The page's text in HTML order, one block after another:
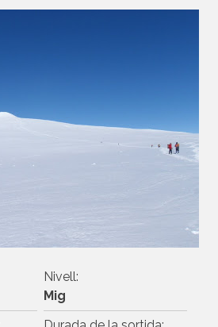
Nivell:
Mig